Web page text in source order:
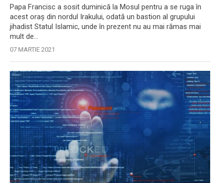
Papa Francisc a sosit duminică la Mosul pentru a se ruga în
acest oraş din nordul Irakului, odată un bastion al grupului
jihadist Statul Islamic, unde în prezent nu au mai rămas mai
mult de...
07 MARTIE 2021